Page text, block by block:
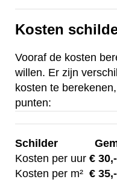
Kosten
Vooraf de kosten
willen. Er zijn
kosten te
punten:
Schilder
Kosten per uur € 30,-
Kosten per m² € 35,-